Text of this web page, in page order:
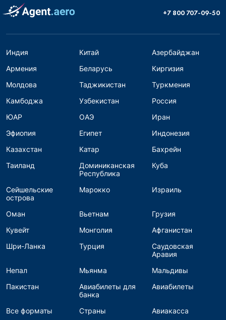
+7 800 707-09-50
Индия Китай
Азербайджан
Армения
Беларусь
Киргизия
Молдова
Таджикистан
Туркмения
Камбоджа
Узбекистан
Россия
ЮАР
ОАЭ
Иран
Эфиопия
Египет
Индонезия
Казахстан
Катар
Бахрейн
Таиланд
Доминиканская
Республика
Куба
Сейшельские
острова
Марокко Израиль
Оман Вьетнам
Грузия
Кувейт
Монголия
Афганистан
Шри-Ланка
Турция
Саудовская
Аравия
Непал
Мьянма
Мальдивы
Пакистан
Авиабилеты для
банка
Авиабилеты
Все форматы Страны
Авиакасса